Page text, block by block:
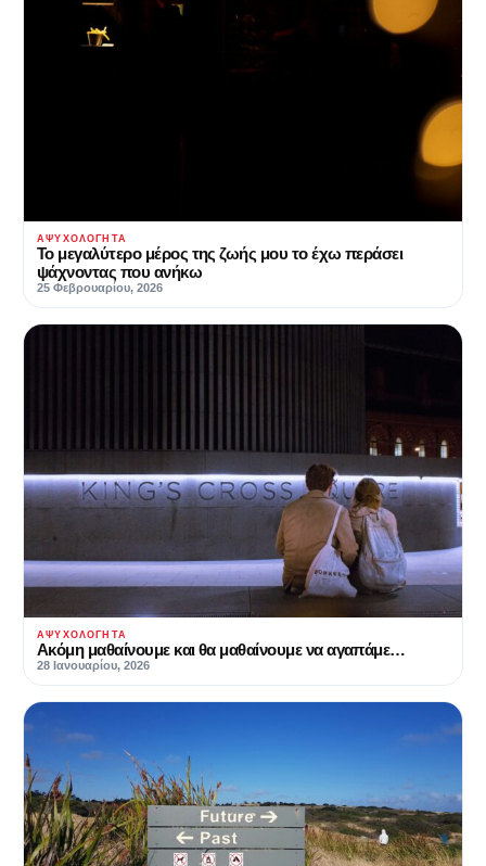
ΑΨΥΧΟΛΌΓΗΤΑ
Το μεγαλύτερο μέρος της ζωής μου το έχω περάσει
ψάχνοντας που ανήκω
25 Φεβρουαρίου, 2026
ΑΨΥΧΟΛΌΓΗΤΑ
Ακόμη μαθαίνουμε και θα μαθαίνουμε να αγαπάμε…
28 Ιανουαρίου, 2026